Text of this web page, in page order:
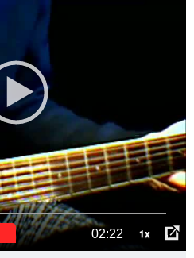
02:22 1x